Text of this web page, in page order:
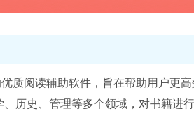
质阅读辅助软件，旨在帮助用户更
历史、管理等多个领域，对书籍进